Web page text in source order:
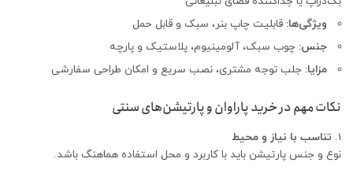
ویژگی‌ها: قابلیت چاپ بنر، سبک و قابل حمل
جنس: چوب سبک، آلومینیوم، پلاستیک و پارچه
مزایا: جلب توجه مشتری، نصب سریع و امکان طراحی سفارشی
نکات مهم در خرید پاراوان و پارتیشن‌های سنتی
تناسب با نیاز و محیط
نوع و جنس پارتیشن باید با کاربرد و محل استفاده هماهنگ باشد.